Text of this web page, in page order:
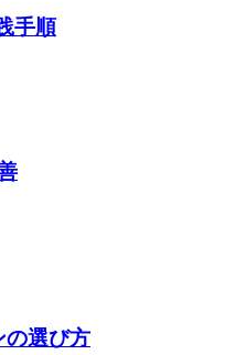
手順
の選び方